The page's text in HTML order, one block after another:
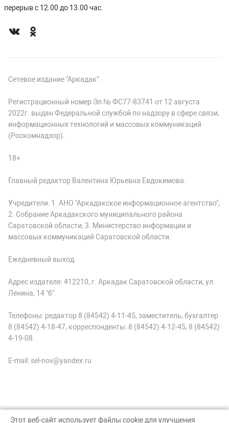
перерыв с 12.00 до 13.00 час.
Сетевое издание "Аркадак".
Регистрационный номер Эл № ФС77-83741 от 12 августа
2022г. выдан Федеральной службой по надзору в сфере связи,
информационных технологий и массовых коммуникаций
(Роскомнадзор).
18+
Главный редактор Валентина Юрьевна Евдокимова.
Учредители: 1. АНО "Аркадакское информационное агентство";
2. Собрание Аркадакского муниципального района
Саратовской области; 3. Министерство информации и
массовых коммуникаций Саратовской области.
Ежедневный выход.
Адрес издателя: 412210, г. Аркадак Саратовской области, ул.
Ленина, 14 "б".
Телефоны: редактор 8 (84542) 4-11-45, заместитель, бухгалтер
8 (84542) 4-18-47, корреспонденты: 8 (84542) 4-12-45, 8 (84542)
4-19-08.
E-mail: sel-nov@yandex.ru
Этот веб-сайт использует файлы cookie для улучшения